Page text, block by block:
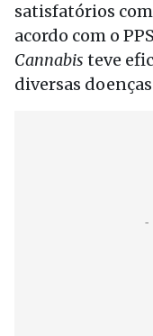
satisfatórios
acordo com o
Cannabis teve
diversas